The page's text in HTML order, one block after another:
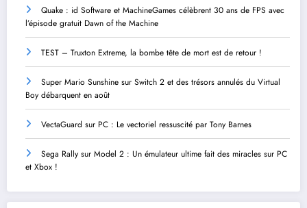
Quake : id Software et MachineGames célèbrent 30 ans de FPS avec
l’épisode gratuit Dawn of the Machine
TEST – Truxton Extreme, la bombe tête de mort est de retour !
Super Mario Sunshine sur Switch 2 et des trésors annulés du Virtual
Boy débarquent en août
VectaGuard sur PC : Le vectoriel ressuscité par Tony Barnes
Sega Rally sur Model 2 : Un émulateur ultime fait des miracles sur PC
et Xbox !